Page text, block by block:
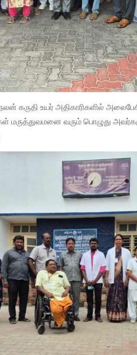
கருதி உயர் அதிகாரிகளில்
மருத்துவமனை வரும் பொழுது